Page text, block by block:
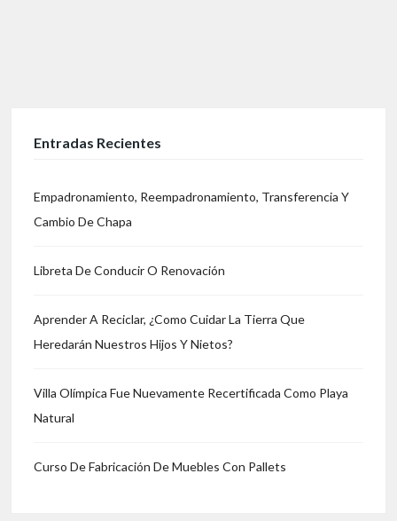
Entradas Recientes
Empadronamiento, Reempadronamiento, Transferencia Y
Cambio De Chapa
Libreta De Conducir O Renovación
Aprender A Reciclar, ¿Como Cuidar La Tierra Que
Heredarán Nuestros Hijos Y Nietos?
Villa Olímpica Fue Nuevamente Recertificada Como Playa
Natural
Curso De Fabricación De Muebles Con Pallets